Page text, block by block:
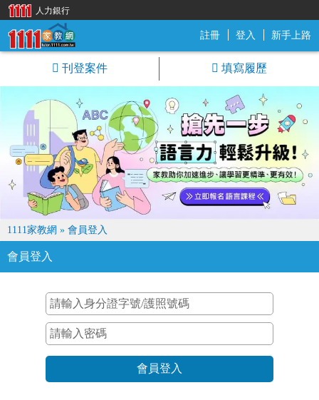
註冊 登入 新手上路
刊登案件 填寫履歷
1111家教網 » 會員登入
會員登入
人力銀行